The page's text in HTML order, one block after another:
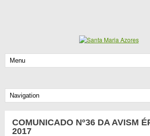
COMUNICADO Nº36 DA AVISM
2017